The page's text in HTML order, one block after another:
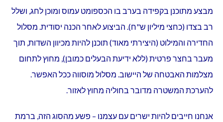
מבצע מתוכנן בקפידה בערב בו הכספומט עמוס ומוכן לחג, ושלל
רב בצדו (כחצי מיליון ש"ח). הביצוע לאחר הכנה יסודית. מסלול
החדירה והמילוט (היצירתי מאוד) תוכנן להיות מכיוון השדות, תוך
מעבר בחצר פרטית (ללא ידיעת הבעלים כמובן), מחוץ לתחום
מצלמות האבטחה של היישוב. מסלול מוסווה ככל האפשר.
להערכת המשטרה מדובר בחוליה מחוץ לאזור.
אנחנו חייבים להיות ישרים עם עצמנו – פשע מהסוג הזה, ברמת